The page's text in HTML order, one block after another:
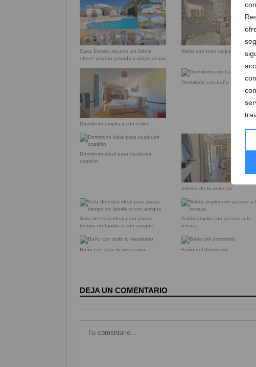
Casa Esmick situada en Dénia
ofrece piscina privada y vistas al mar
Baño con todo incluido
Dormitorio amplio y con estilo
Dormitorio con baño incluido
Dormitorio ideal para cualqueir
ocasión
Interior de la vivienda
Sala de estar ideal para pasar
tiempo en familia o con amigos
Salón amplio con acceso a la
terraza
Baño con todo lo necesario Baño del dormitorio
DEJA UN COMENTARIO